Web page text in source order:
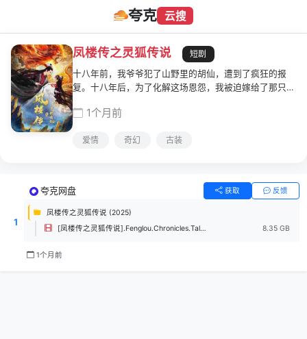
夸克 云搜
凤楼传之灵狐传说
短剧
十八年前，我爷爷犯了山野里的胡仙，遭到了疯狂的报
复。十八年后，为了化解这场恩怨，我被迫嫁给了那只害
出马仙！……请帮兵决：金香炉、银香鞭，撇了海碗升香
鞋穿，我失陪亲友一步两、两步三、三环九转站在万马军
1个月前
爱情 奇幻 古装
1
夸克网盘 获取 反馈
凤楼传之灵狐传说 (2025)
[凤楼传之灵狐传说].Fenglou.Chronicles.Tale.of.the.Spirit.Fox.2025.2160p.WEB-DL.EDR.H265.AAC-UBWEB.mp4
8.35 GB
1个月前